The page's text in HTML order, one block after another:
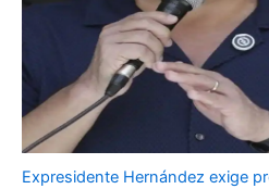
Expresidente Hernández exige